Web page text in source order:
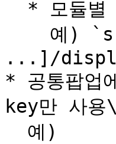
...]/
* 공통팝
key만 사용\